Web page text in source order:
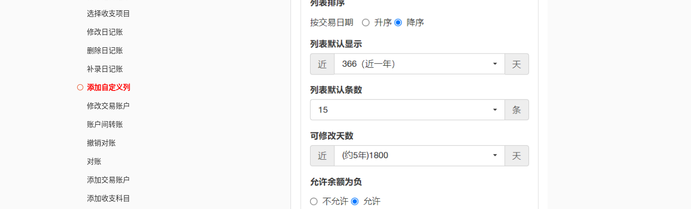
选择收支项目
修改日记账
删除日记账
补录日记账
添加自定义列
修改交易账户
账户间转账
撤销对账
对账
添加交易账户
添加收支科目